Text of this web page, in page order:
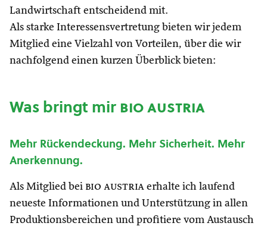
Landwirtschaft entscheidend mit.
Als starke Interessensvertretung bieten wir jedem
Mitglied eine Vielzahl von Vorteilen, über die wir
nachfolgend einen kurzen Überblick bieten:
Was bringt mirbio austria
Mehr Rückendeckung. Mehr Sicherheit. Mehr
Anerkennung.
Als Mitglied bei bio austria erhalte ich laufend
neueste Informationen und Unterstützung in allen
Produktionsbereichen und profitiere vom Austausch